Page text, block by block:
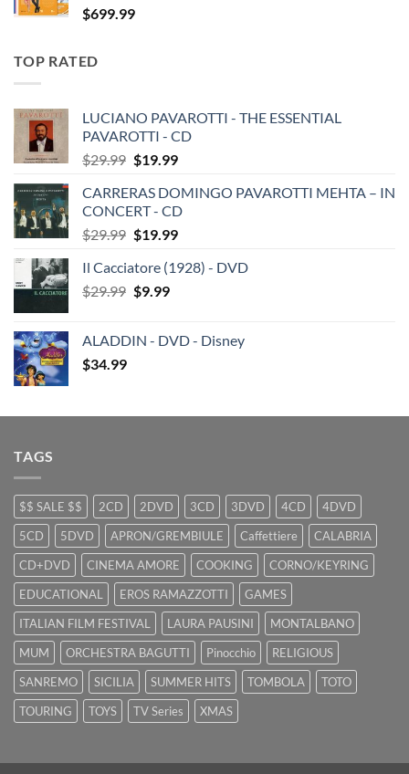
$699.99
TOP RATED
LUCIANO PAVAROTTI - THE ESSENTIAL
PAVAROTTI - CD
$29.99 Original
was:
$29.99.
$19.99Current
is:
$19.99.
CARRERAS DOMINGO PAVAROTTI MEHTA – IN
CONCERT - CD
$29.99 Original
was:
$29.99.
$19.99Current
is:
Il Cacciatore (1928) - DVD
$29.99 Original
$29.99.
$9.99Current
$9.99.
ALADDIN - DVD - Disney
$34.99
TAGS
$$ SALE $$ 2CD 2DVD 3CD 3DVD 4CD
4DVD
5CD
5DVD APRON/GREMBIULE Caffettiere
CALABRIA
CD+DVD
CINEMA AMORE COOKING
CORNO/KEYRING
EDUCATIONAL
EROS RAMAZZOTTI
GAMES
ITALIAN FILM FESTIVAL
LAURA PAUSINI
MONTALBANO
MUM
ORCHESTRA BAGUTTI Pinocchio
RELIGIOUS
SANREMO
SICILIA SUMMER HITS TOMBOLA
TOTO
TOURING
TOYS TV Series XMAS